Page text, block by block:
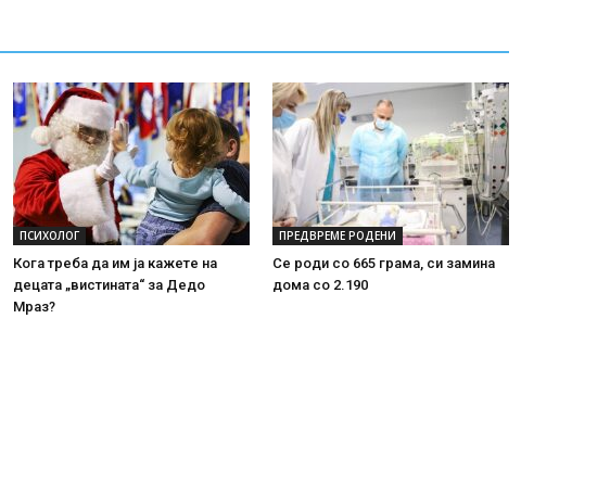
ПСИХОЛОГ
Кога треба да им ја кажете на
децата „вистината“ за Дедо
Мраз?
ПРЕДВРЕМЕ РОДЕНИ
Се роди со 665 грама, си замина
дома со 2.190